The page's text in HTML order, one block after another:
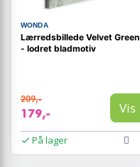
WONDA
Lærredsbillede Velvet Green
- lodret bladmotiv
209,-
179,- Vis
På lager